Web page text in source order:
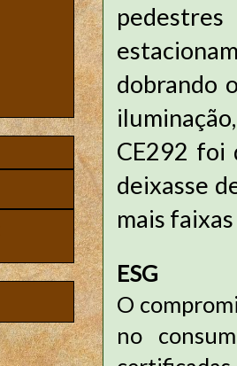
dobrando
CE292 foi
deixasse
mais
ESG
O
no